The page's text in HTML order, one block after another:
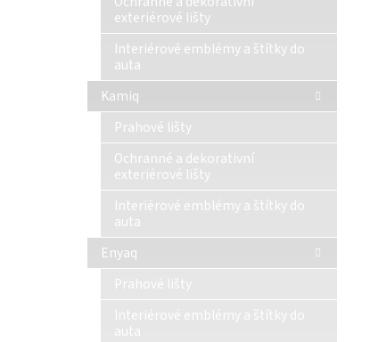
exteriérové lišty
Interiérové emblémy a štítky do
auta
Kamiq
Prahové lišty
Ochranné a dekorativní
exteriérové lišty
Interiérové emblémy a štítky do
auta
Enyaq
Prahové lišty
Interiérové emblémy a štítky do
auta